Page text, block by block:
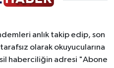
anlık takip edip, son
olarak okuyucularına
haberciliğin adresi "Abone